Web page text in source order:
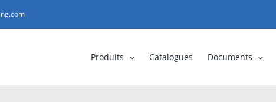
Produits Catalogues Documents